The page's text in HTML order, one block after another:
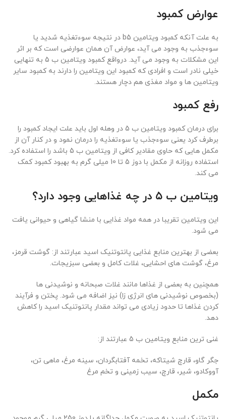
عوارض کمبود
به علت آنکه کمبود ویتامین b5 در نتیجه سوءتغذیه شدید یا
سوءجذب به وجود می آید، عوارض آن همان عوارضی است که بر اثر
این مشکلات به وجود می آید. درواقع کمبود ویتامین ب 5 به تنهایی
خیلی نادر است و افرادی که کمبود این ویتامین را دارند به کمبود سایر
ویتامین ها و مواد مغذی هم دچار هستند.
رفع کمبود
برای درمان کمبود ویتامین ب 5 در وهله اول باید علت ایجاد کمبود را
برطرف کرد یعنی سوءجذب یا سوءتغذیه را درمان نمود و در کنار آن از
مکمل هایی که حاوی مقادیر کافی از ویتامین ب 5 باشد را استفاده کرد.
استفاده روزانه از مکمل با دوز 5 تا 10 میلی گرم به بهبود کمبود کمک
می کند.
ویتامین ب ۵ در چه غذاهایی وجود دارد؟
این ویتامین تقریبا در همه مواد غذایی با منشا گیاهی و حیوانی یافت
می شود.
بعضی از بهترین منابع غذایی پانتوتنیک اسید عبارتند از: گوشت قرمز،
مرغ، گوشت های احشایی، غلات کامل و بعضی سبزیجات.
همچنین به بعضی از غذاها مانند غلات صبحانه و نوشیدنی ها
(بخصوص نوشیدنی های انرژی زا) نیز اضافه می شود. پختن و فرآیند
کردن غذاها تا حدود زیادی می تواند مقدار پانتوتنیک اسید را کاهش
دهد.
غنی ترین منابع ویتامین ب 5 عبارتند از:
جگر گاو، قارچ شیتاکه، تخمه آفتابگردان، سینه مرغ، ماهی تن،
آووکادو، شیر، قارچ، سیب زمینی و تخم مرغ
مکمل